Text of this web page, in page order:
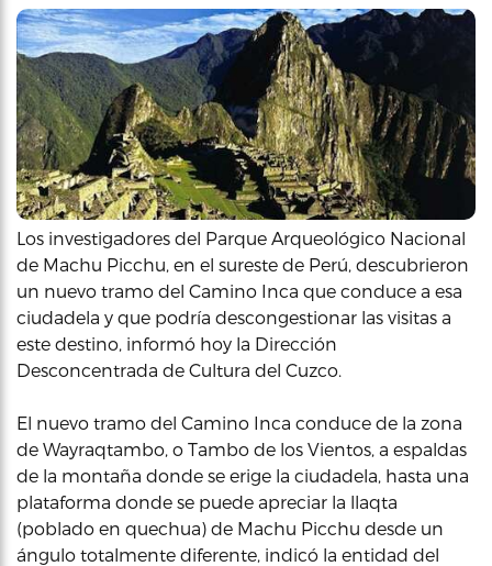
Los investigadores del Parque Arqueológico Nacional
de Machu Picchu, en el sureste de Perú, descubrieron
un nuevo tramo del Camino Inca que conduce a esa
ciudadela y que podría descongestionar las visitas a
este destino, informó hoy la Dirección
Desconcentrada de Cultura del Cuzco.
El nuevo tramo del Camino Inca conduce de la zona
de Wayraqtambo, o Tambo de los Vientos, a espaldas
de la montaña donde se erige la ciudadela, hasta una
plataforma donde se puede apreciar la llaqta
(poblado en quechua) de Machu Picchu desde un
ángulo totalmente diferente, indicó la entidad del